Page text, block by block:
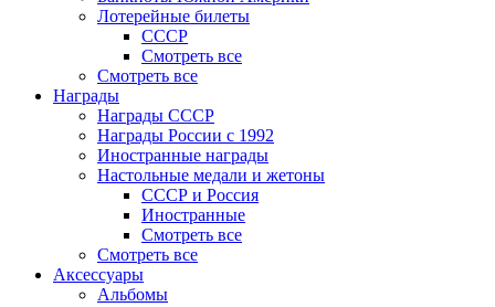
Лотерейные билеты
СССР
Смотреть все
Смотреть все
Награды
Награды СССР
Награды России с 1992
Иностранные награды
Настольные медали и жетоны
СССР и Россия
Иностранные
Смотреть все
Смотреть все
Аксессуары
Альбомы